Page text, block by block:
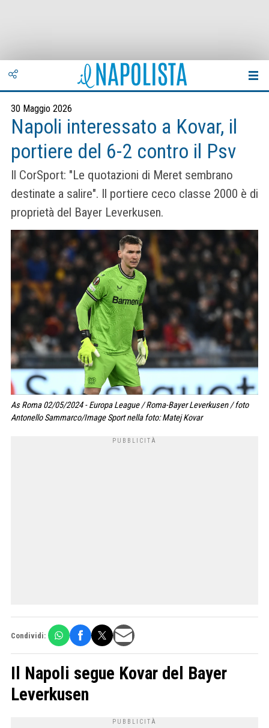
30 Maggio 2026
Napoli interessato a Kovar, il
portiere del 6-2 contro il Psv
Il CorSport: "Le quotazioni di Meret sembrano
destinate a salire". Il portiere ceco classe 2000 è di
proprietà del Bayer Leverkusen.
As Roma 02/05/2024 - Europa League / Roma-Bayer Leverkusen / foto
Antonello Sammarco/Image Sport nella foto: Matej Kovar
Condividi:
Il Napoli segue Kovar del Bayer
Leverkusen